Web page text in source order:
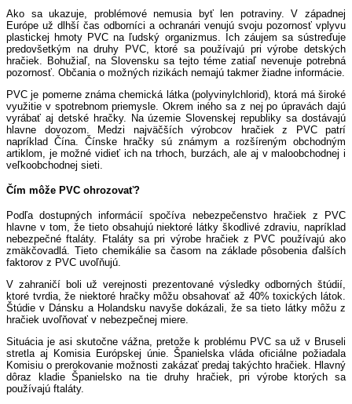
Ako sa ukazuje, problémové nemusia byť len potraviny. V západnej
Európe už dlhší čas odborníci a ochranári venujú svoju pozornosť vplyvu
plastickej hmoty PVC na ľudský organizmus. Ich záujem sa sústreďuje
predovšetkým na druhy PVC, ktoré sa používajú pri výrobe detských
hračiek. Bohužiaľ, na Slovensku sa tejto téme zatiaľ nevenuje potrebná
pozornosť. Občania o možných rizikách nemajú takmer žiadne informácie.
PVC je pomerne známa chemická látka (polyvinylchlorid), ktorá má široké
využitie v spotrebnom priemysle. Okrem iného sa z nej po úpravách dajú
vyrábať aj detské hračky. Na územie Slovenskej republiky sa dostávajú
hlavne dovozom. Medzi najväčších výrobcov hračiek z PVC patrí
napríklad Čína. Čínske hračky sú známym a rozšíreným obchodným
artiklom, je možné vidieť ich na trhoch, burzách, ale aj v maloobchodnej i
veľkoobchodnej sieti.
Čím môže PVC ohrozovať?
Podľa dostupných informácií spočíva nebezpečenstvo hračiek z PVC
hlavne v tom, že tieto obsahujú niektoré látky škodlivé zdraviu, napríklad
nebezpečné ftaláty. Ftaláty sa pri výrobe hračiek z PVC používajú ako
zmäkčovadlá. Tieto chemikálie sa časom na základe pôsobenia ďalších
faktorov z PVC uvoľňujú.
V zahraničí boli už verejnosti prezentované výsledky odborných štúdií,
ktoré tvrdia, že niektoré hračky môžu obsahovať až 40% toxických látok.
Štúdie v Dánsku a Holandsku navyše dokázali, že sa tieto látky môžu z
hračiek uvoľňovať v nebezpečnej miere.
Situácia je asi skutočne vážna, pretože k problému PVC sa už v Bruseli
stretla aj Komisia Európskej únie. Španielska vláda oficiálne požiadala
Komisiu o prerokovanie možnosti zakázať predaj takýchto hračiek. Hlavný
dôraz kladie Španielsko na tie druhy hračiek, pri výrobe ktorých sa
používajú ftaláty.